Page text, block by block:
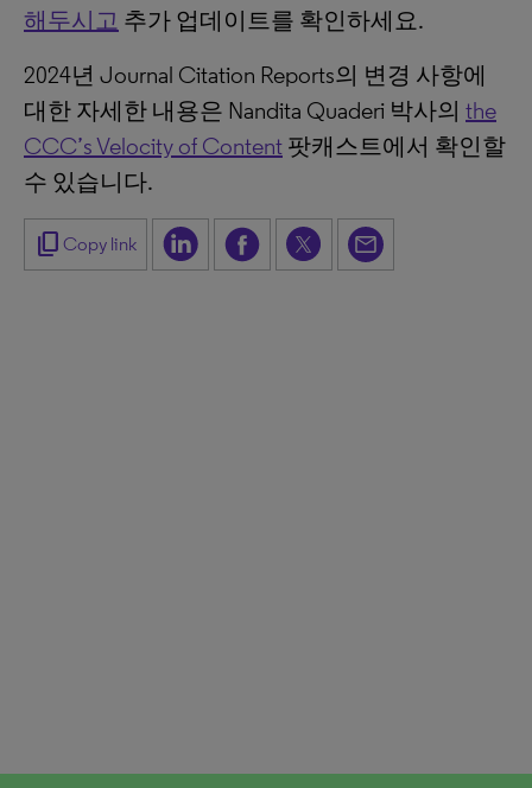
해두시고 추가 업데이트를 확인하세요.
2024년 Journal Citation Reports의 변경 사항에
대한 자세한 내용은 Nandita Quaderi 박사의 the
CCC’s Velocity of Content 팟캐스트에서 확인할
수 있습니다.
content_copy Copy link